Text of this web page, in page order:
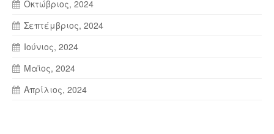
Οκτώβριος, 2024
Σεπτέμβριος, 2024
Ιούνιος, 2024
Μαϊος, 2024
Απρίλιος, 2024